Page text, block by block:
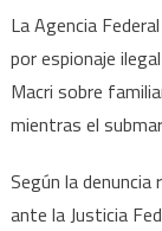
del
San
Juan
La Agencia
por espionaje
Macri sobre
mientras el
Según la
ante la Justicia